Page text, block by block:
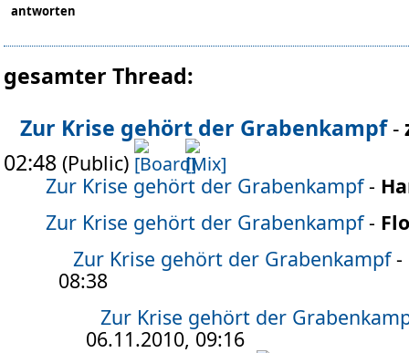
antworten
gesamter Thread:
Zur Krise gehört der Grabenkampf-
02:48 (Public)
Zur Krise gehört der Grabenkampf-
Zur Krise gehört der Grabenkampf- Flo
Zur Krise gehört der Grabenkampf-
08:38
Zur Krise gehört der
06.11.2010, 09:16